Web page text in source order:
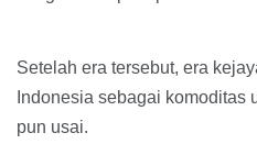
Setelah era tersebut, era
Indonesia sebagai komoditas
pun usai.